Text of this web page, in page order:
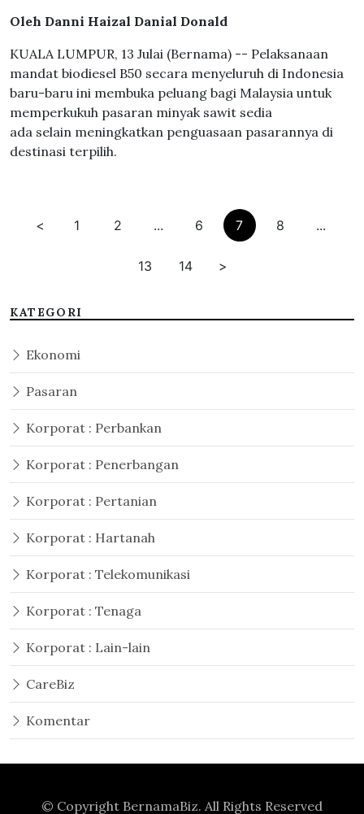
Oleh Danni Haizal Danial Donald
KUALA LUMPUR, 13 Julai (Bernama) -- Pelaksanaan
mandat biodiesel B50 secara menyeluruh di Indonesia
baru-baru ini membuka peluang bagi Malaysia untuk
memperkukuh pasaran minyak sawit sedia
ada selain meningkatkan penguasaan pasarannya di
destinasi terpilih.
< 1 2 ... 6 7 8 ...
13 14 >
KATEGORI
Ekonomi
Pasaran
Korporat : Perbankan
Korporat : Penerbangan
Korporat : Pertanian
Korporat : Hartanah
Korporat : Telekomunikasi
Korporat : Tenaga
Korporat : Lain-lain
CareBiz
Komentar
© Copyright BernamaBiz. All Rights Reserved